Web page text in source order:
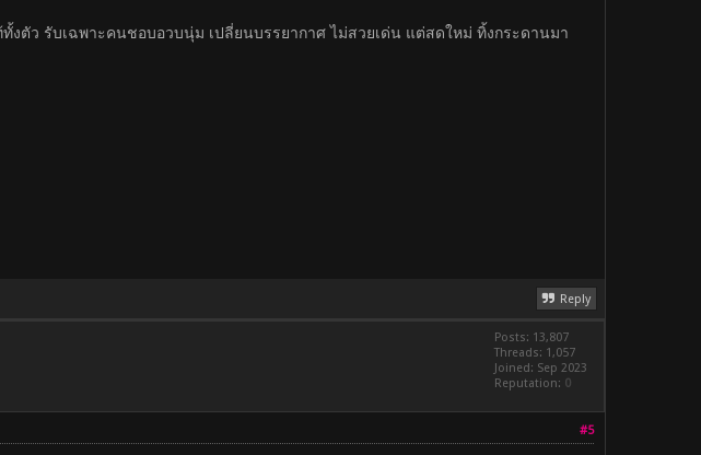
งตัว รับเฉพาะคนชอบอวบนุ่ม เปลี่ยนบรรยากาศ ไม่สวยเด่น แต่สดใหม่ ทิ้งกระดานมา
Reply
Posts: 13,807
Threads: 1,057
Joined: Sep 2023
Reputation: 0
#5